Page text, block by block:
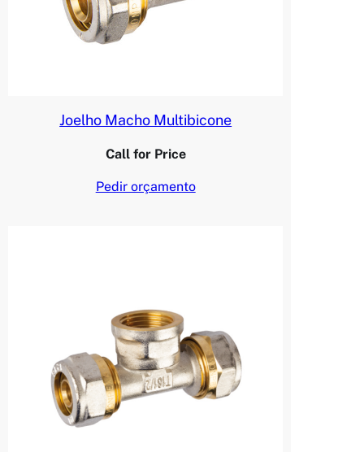
Joelho Macho Multibicone
Call for Price
Pedir orçamento